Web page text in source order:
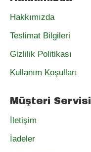
Hakkımızda
Teslimat Bilgileri
Gizlilik Politikası
Kullanım Koşulları
Müşteri Servisi
İletişim
İadeler